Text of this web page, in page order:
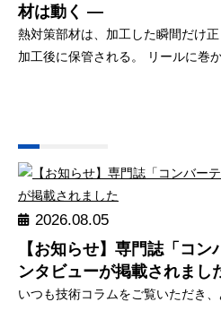
材は動く ―
熱対策部材は、加工した瞬間だけ
加工後に保管される。 リールに巻か
2026.08.05
【お知らせ】専門誌「コ
ンタビューが掲載されまし
いつも技術コラムをご覧いただき